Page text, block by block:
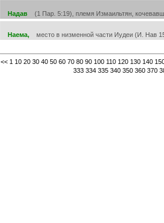
Надав (1 Пар. 5:19), племя Измаильтян,
Наема, место в низменной части Иудеи (И. Нав
<< 1 10 20 30 40 50 60 70 80 90 100 110 120 130 140
333 334 335 340 350 360 370